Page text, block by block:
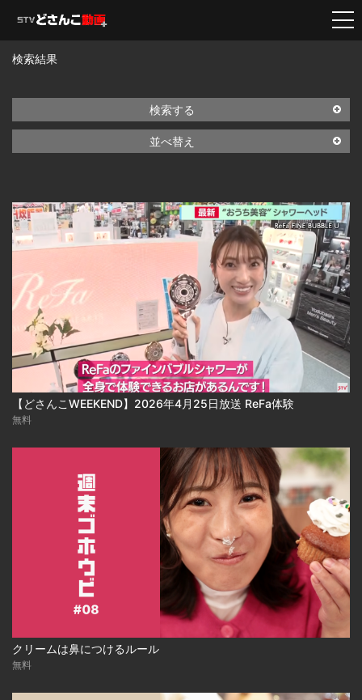
検索結果
検索する
並べ替え
【どさんこWEEKEND】2026年4月25日放送 ReFa体験
無料
クリームは鼻につけるルール
無料